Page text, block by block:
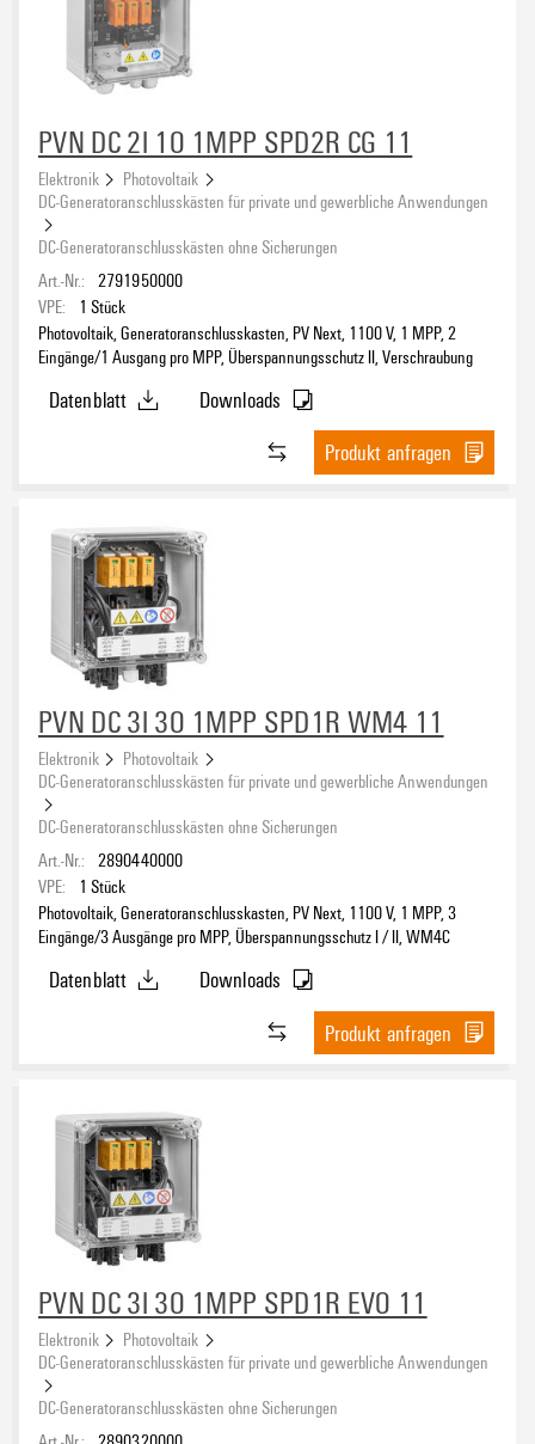
PVN DC 2I 1O 1MPP SPD2R CG 11
Elektronik
Photovoltaik
DC-Generatoranschlusskästen für private und gewerbliche Anwendungen
DC-Generatoranschlusskästen ohne Sicherungen
Art.-Nr.: 2791950000
VPE:
1 Stück
Photovoltaik, Generatoranschlusskasten, PV Next, 1100 V, 1 MPP, 2
Eingänge/1 Ausgang pro MPP, Überspannungsschutz II, Verschraubung
Datenblatt
Downloads
Produkt anfragen
PVN DC 3I 3O 1MPP SPD1R WM4 11
Elektronik
Photovoltaik
DC-Generatoranschlusskästen für private und gewerbliche Anwendungen
DC-Generatoranschlusskästen ohne Sicherungen
Art.-Nr.: 2890440000
VPE:
1 Stück
Photovoltaik, Generatoranschlusskasten, PV Next, 1100 V, 1 MPP, 3
Eingänge/3 Ausgänge pro MPP, Überspannungsschutz I / II, WM4C
Datenblatt
Downloads
Produkt anfragen
PVN DC 3I 3O 1MPP SPD1R EVO 11
Elektronik
Photovoltaik
DC-Generatoranschlusskästen für private und gewerbliche Anwendungen
DC-Generatoranschlusskästen ohne Sicherungen